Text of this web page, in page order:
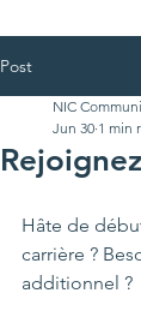
Post
NIC
Jun 30 1 min
Hâte de
carrière ?
additionnel ?